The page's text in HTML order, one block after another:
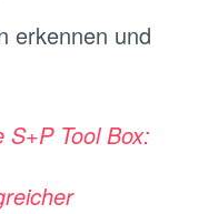
erkennen und
Tool Box: